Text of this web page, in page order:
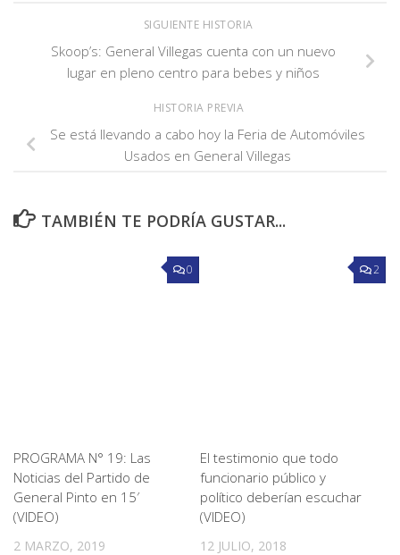
SIGUIENTE HISTORIA
Skoop’s: General Villegas cuenta con un nuevo
lugar en pleno centro para bebes y niños
HISTORIA PREVIA
Se está llevando a cabo hoy la Feria de Automóviles
Usados en General Villegas
TAMBIÉN TE PODRÍA GUSTAR...
0
PROGRAMA N° 19: Las
Noticias del Partido de
General Pinto en 15′
(VIDEO)
2 MARZO, 2019
2
El testimonio que todo
funcionario público y
político deberían escuchar
(VIDEO)
12 JULIO, 2018